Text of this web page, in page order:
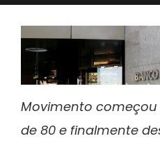
Movimento
de 80 e finalmente